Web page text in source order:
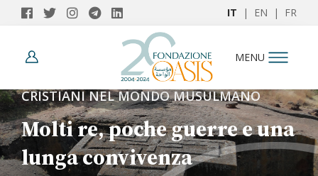
IT | EN | FR
MENU
CRISTIANI NEL MONDO MUSULMANO
Molti re, poche guerre e una
lunga convivenza